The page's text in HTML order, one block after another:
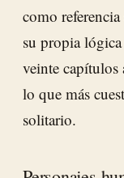
como
su propia
veinte capítulos
lo que más
solitario.